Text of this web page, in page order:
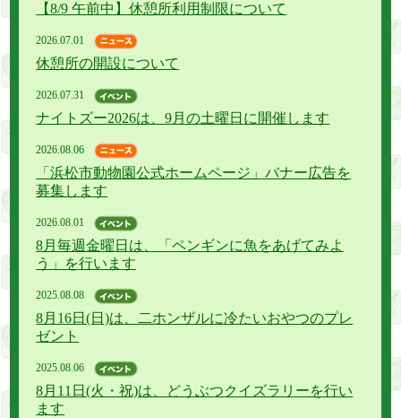
【8/9 午前中】休憩所利用制限について
2026.07.01
休憩所の開設について
2026.07.31
ナイトズー2026は、9月の土曜日に開催します
2026.08.06
「浜松市動物園公式ホームページ」バナー広告を
募集します
2026.08.01
8月毎週金曜日は、「ペンギンに魚をあげてみよ
う」を行います
2025.08.08
8月16日(日)は、二ホンザルに冷たいおやつのプレ
ゼント
2025.08.06
8月11日(火・祝)は、どうぶつクイズラリーを行い
ます